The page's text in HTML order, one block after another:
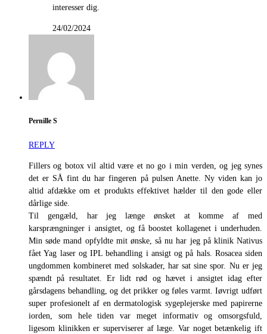
interesser dig.
24/02/2024
Pernille S
REPLY
Fillers og botox vil altid være et no go i min verden, og jeg synes
det er SÅ fint du har fingeren på pulsen Anette. Ny viden kan jo
altid afdække om et produkts effektivet hælder til den gode eller
dårlige side.
Til gengæld, har jeg længe ønsket at komme af med
karsprængninger i ansigtet, og få boostet kollagenet i underhuden.
Min søde mand opfyldte mit ønske, så nu har jeg på klinik Nativus
fået Yag laser og IPL behandling i ansigt og på hals. Rosacea siden
ungdommen kombineret med solskader, har sat sine spor. Nu er jeg
spændt på resultatet. Er lidt rød og hævet i ansigtet idag efter
gårsdagens behandling, og det prikker og føles varmt. Iøvrigt udført
super profesionelt af en dermatologisk sygeplejerske med papirerne
iorden, som hele tiden var meget informativ og omsorgsfuld,
ligesom klinikken er superviserer af læge. Var noget betænkelig ift